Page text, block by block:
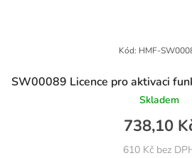
SW00089 Licence pro aktivaci
Skladem
610 Kč bez
738,10
Kód: HMF-